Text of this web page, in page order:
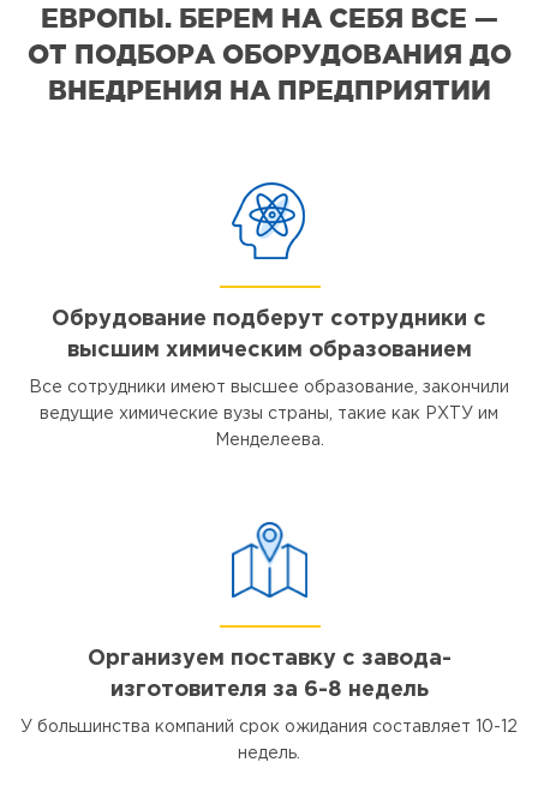
ЕВРОПЫ. БЕРЕМ НА СЕБЯ ВСЕ —
ОТ ПОДБОРА ОБОРУДОВАНИЯ ДО
ВНЕДРЕНИЯ НА ПРЕДПРИЯТИИ
Обрудование подберут сотрудники с
высшим химическим образованием
Все сотрудники имеют высшее образование, закончили
ведущие химические вузы страны, такие как РХТУ им
Менделеева.
Организуем поставку с завода-
изготовителя за 6-8 недель
У большинства компаний срок ожидания составляет 10-12
недель.